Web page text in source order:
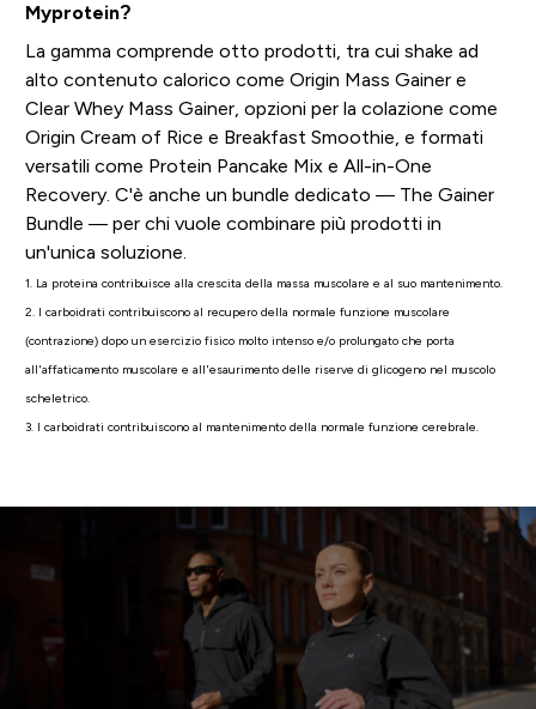
Myprotein?
La gamma comprende otto prodotti, tra cui shake ad
alto contenuto calorico come Origin Mass Gainer e
Clear Whey Mass Gainer, opzioni per la colazione come
Origin Cream of Rice e Breakfast Smoothie, e formati
versatili come Protein Pancake Mix e All-in-One
Recovery. C'è anche un bundle dedicato — The Gainer
Bundle — per chi vuole combinare più prodotti in
un'unica soluzione.
1. La proteina contribuisce alla crescita della massa muscolare e al suo mantenimento.
2. I carboidrati contribuiscono al recupero della normale funzione muscolare
(contrazione) dopo un esercizio fisico molto intenso e/o prolungato che porta
all'affaticamento muscolare e all'esaurimento delle riserve di glicogeno nel muscolo
scheletrico.
3. I carboidrati contribuiscono al mantenimento della normale funzione cerebrale.